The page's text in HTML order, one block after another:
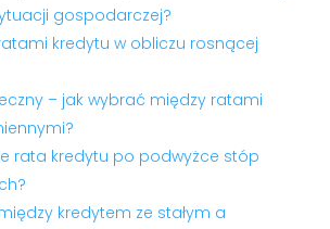
gospodarczej?
kredytu w obliczu rosnącej
– jak wybrać między ratami
rata kredytu po podwyżce stóp
kredytem ze stałym a